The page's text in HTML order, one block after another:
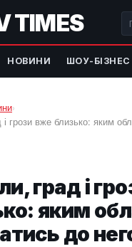
TIMES
НОВИНИ ШОУ-БІЗНЕС
›
грози вже близько: яким
град і
яким
до